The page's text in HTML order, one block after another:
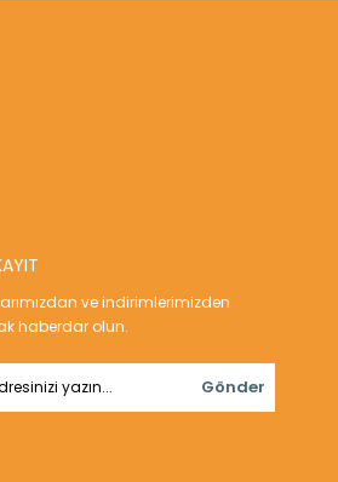
ve indirimlerimizden
haberdar olun.
Gönder